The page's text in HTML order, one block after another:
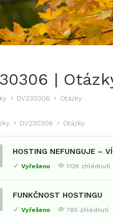
|
DV230306 Otázky
DV230306 Otázky
HOSTING NEFUNGUJE –
Vyřešeno 1.12K zhlédnutí
FUNKČNOST HOSTINGU
Vyřešeno 785 zhlédnutí